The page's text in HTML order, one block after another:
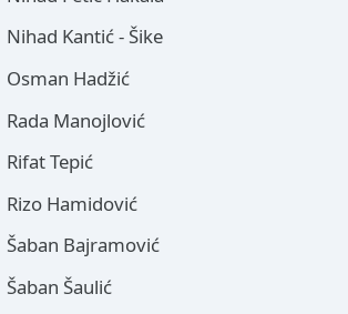
Nihad Kantić - Šike
Osman Hadžić
Rada Manojlović
Rifat Tepić
Rizo Hamidović
Šaban Bajramović
Šaban Šaulić